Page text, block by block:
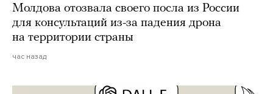
Молдова отозвала своего посла из России
для консультаций из-за падения дрона
на территории страны
час назад